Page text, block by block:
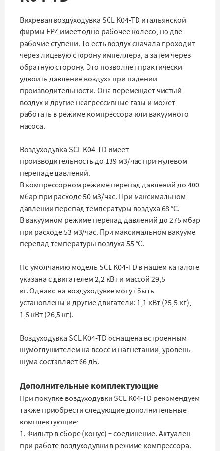
Вихревая воздуходувка SCL K04-TD итальянской
фирмы FPZ имеет одно рабочее колесо, но две
рабочие ступени. То есть воздух сначала проходит
через лицевую сторону импеллера, а затем через
обратную сторону. Это позволяет практически
удвоить давление воздуха при падении
производительности. Она перемещает чистый
воздух и другие неагрессивные газы и может
работать в режиме компрессора или вакуумного
насоса.
Воздуходувка SCL K04-TD имеет
производительность до 139 м3/час при нулевом
перепаде давлений.
В компрессорном режиме перепад давлений до 400
мбар при расходе 50 м3/час. При максимальном
давлении перепад температуры воздуха 68 °C.
В вакуумном режиме перепад давлений до 275 мбар
при расходе 53 м3/час. При максимальном вакууме
перепад температуры воздуха 55 °C.
По умолчанию модель SCL K04-TD в нашем каталоге
указана с двигателем 2,2 кВт и массой 29,5
кг. Однако на воздуходувке могут быть
установлены и другие двигатели: 1,1 кВт (25,5 кг),
1,5 кВт (26,5 кг).
Воздуходувка SCL K04-TD оснащена встроенным
шумоглушителем на всосе и нагнетании, уровень
шума составляет 66 дБ.
Дополнительные комплектующие
При покупке воздуходувки SCL K04-TD рекомендуем
также приобрести следующие дополнительные
комплектующие:
1. Фильтр в сборе (конус) + соединение. Актуален
при работе воздуходувки в режиме компрессора.